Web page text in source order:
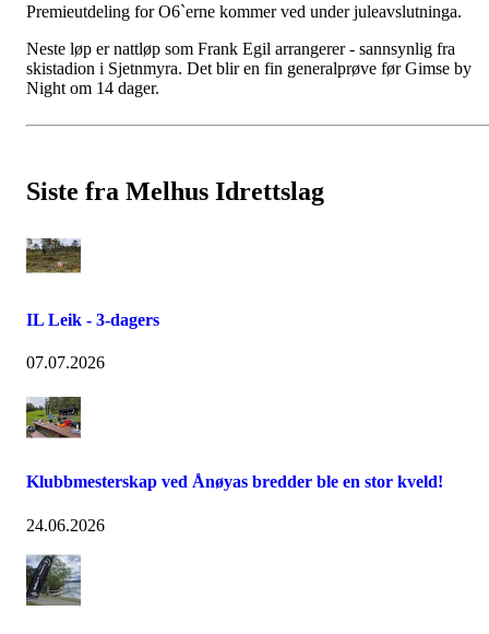
Premieutdeling for O6`erne kommer ved under juleavslutninga.
Neste løp er nattløp som Frank Egil arrangerer - sannsynlig fra
skistadion i Sjetnmyra. Det blir en fin generalprøve før Gimse by
Night om 14 dager.
Siste fra Melhus Idrettslag
IL Leik - 3-dagers
07.07.2026
Klubbmesterskap ved Ånøyas bredder ble en stor kveld!
24.06.2026